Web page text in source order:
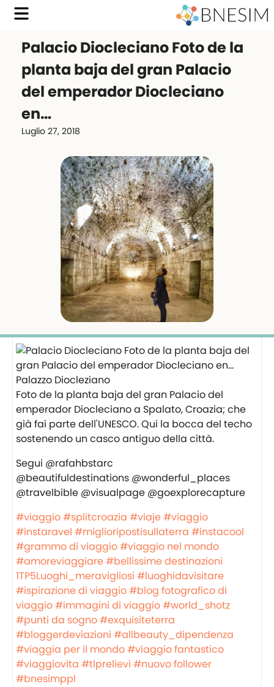
Palacio Diocleciano Foto de la
planta baja del gran Palacio
del emperador Diocleciano
en…
Luglio 27, 2018
Palazzo Diocleziano
Foto de la planta baja del gran Palacio del
emperador Diocleciano a Spalato, Croazia; che
già fai parte dell'UNESCO. Qui la bocca del techo
sostenendo un casco antiguo della città.
Segui @rafahbstarc
@beautifuldestinations @wonderful_places
@travelbible @visualpage @goexplorecapture
#viaggio#splitcroazia #viaje#viaggio
#instaravel #miglioripostisullaterra #instacool
#grammo di viaggio#viaggio nel mondo
#amoreviaggiare#bellissime destinazioni
1TP5Luoghi_meravigliosi #luoghidavisitare
#ispirazione di viaggio#blog fotografico di
viaggio#immagini di viaggio#world_shotz
#punti da sogno#exquisiteterra
#bloggerdeviazioni #allbeauty_dipendenza
#viaggia per il mondo#viaggio fantastico
#viaggiovita #tlprelievi #nuovo follower
#bnesimppl